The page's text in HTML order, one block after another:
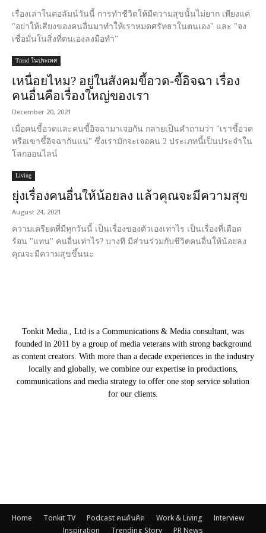
เรื่องเล่าในคอลัมน์วันนี้ การทำชีวิตให้มีความสุขนั้นไม่ยาก เพียงแค่
"อย่าให้เสียงของคนอื่นมาทำให้เราหมดศรัทธาในตนเอง" และ "จง
เชื่อมั่นในสิ่งที่ตนเองลงมือทำ"
Trend ในประเทศ
เหนื่อยไหม? อยู่ในสังคมขี้อวด-ขี้อิจฉา เรื่อง
คนอื่นคือเรื่องใหญ่ของเรา
December 20, 2021
เมื่อคนขี้อวดและคนขี้อิจฉามาเจอกัน กลายเป็นคำถามว่า "เราขี้อวด
หรือเขาขี้อิจฉากันแน่" ซึ่งเรามักจะเจอคน 2 ประเภทนี้เป็นประจำใน
โลกออนไลน์
Living
ยุ่งเรื่องคนอื่นให้น้อยลง แล้วคุณจะมีความสุข
August 24, 2021
ความเครียดที่มีทุกวันนี้ เป็นเรื่องของตัวเองเท่าไร เป็นเรื่องที่เดือด
ร้อน "แทน" คนอื่นเท่าไร? บางที มีส่วนร่วมกับชีวิตคนอื่นให้น้อยลง
คุณจะมีความสุขขึ้นนะ
Tonkit Media., Ltd is a Communications & Media consultant, was
founded in 2011 by a group of media veterans with strong background
as content creators. With more than a decade experiences in the industry
locally and globally, we combine our expertise in productions,
communications and media strategy to offer one stop service solution
for our clients.
Home Tonkit TV Podcast คนต้นคิด Work & Living
Interview
Inspiration
Trending Story PR News